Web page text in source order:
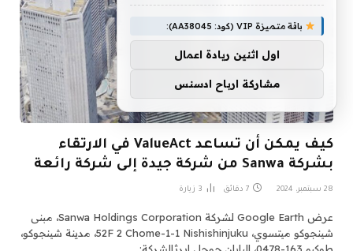
كيف يمكن أن تساعد ValueAct في الارتقاء
بشركة Sanwa من شركة جيدة إلى شركة رائعة
28 سبتمبر، 2024 7 دقائق 3 زيارة
عرض Google Earth لشركة Sanwa Holdings Corporation، مبنى
شينجوكو ميتسوي، 52F 2 Chome-1-1 Nishishinjuku، مدينة شينجوكو،
باقة متميزة VIP (كود: AA38045):
اول اثنين ريادة اعمال
مشاركة ارباح ادسنس